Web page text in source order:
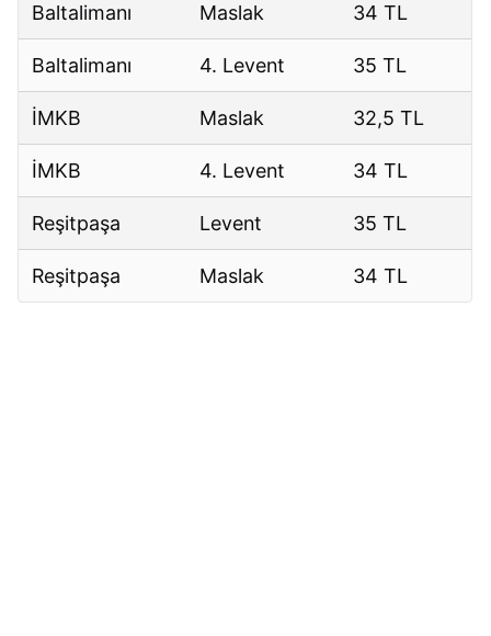
Baltalimanı Maslak 34 TL
Baltalimanı 4. Levent 35 TL
İMKB Maslak 32,5 TL
İMKB 4. Levent 34 TL
Reşitpaşa Levent 35 TL
Reşitpaşa Maslak 34 TL